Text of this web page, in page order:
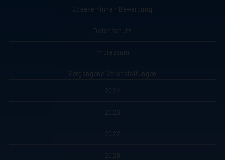
Speaker*innen Bewerbung
Datenschutz
Impressum
Vergangene Veranstaltungen
2024
2023
2022
2020